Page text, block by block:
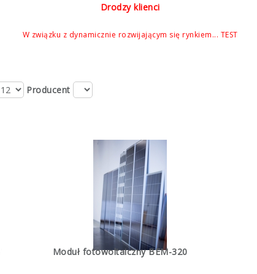
Drodzy klienci
W związku z dynamicznie rozwijającym się rynkiem... TEST
Producent
Moduł fotowoltaiczny BEM-320